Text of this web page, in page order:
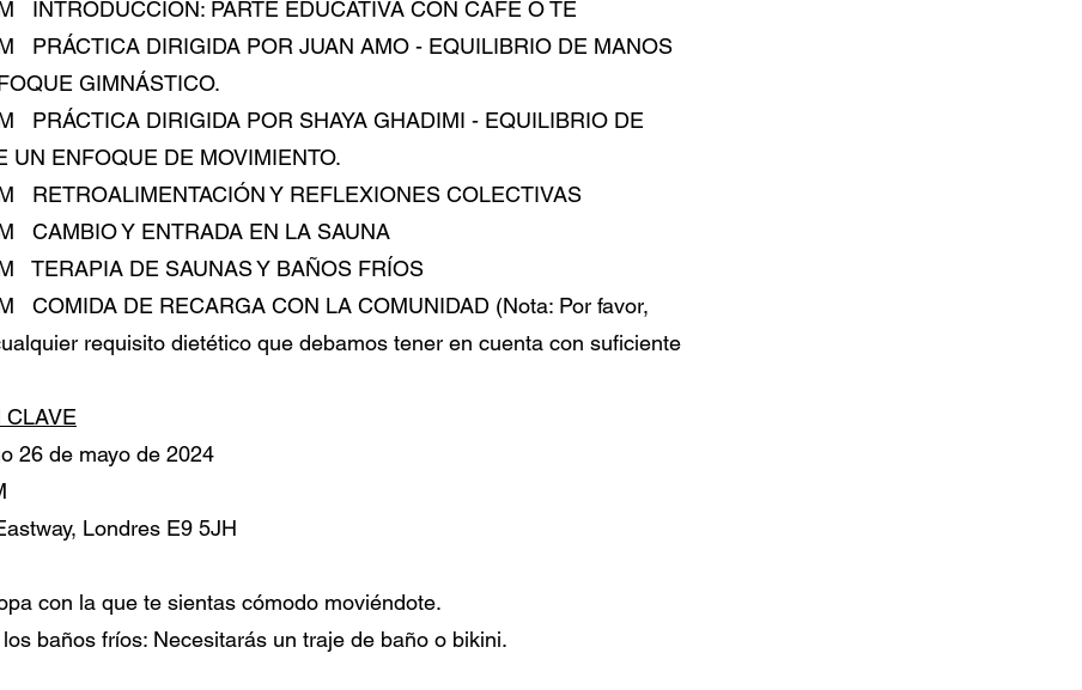
INTRODUCCIÓN: PARTE EDUCATIVA CON CAFÉ O TÉ
PRÁCTICA DIRIGIDA POR JUAN AMO - EQUILIBRIO DE MANOS
GIMNÁSTICO.
PRÁCTICA DIRIGIDA POR SHAYA GHADIMI - EQUILIBRIO DE
UN ENFOQUE DE MOVIMIENTO.
RETROALIMENTACIÓN Y REFLEXIONES COLECTIVAS
CAMBIO Y ENTRADA EN LA SAUNA
TERAPIA DE SAUNAS Y BAÑOS FRÍOS
COMIDA DE RECARGA CON LA COMUNIDAD (Nota: Por favor,
requisito dietético que debamos tener en cuenta con suficiente
CLAVE
26 de mayo de 2024
Londres E9 5JH
con la que te sientas cómodo moviéndote.
baños fríos: Necesitarás un traje de baño o bikini.